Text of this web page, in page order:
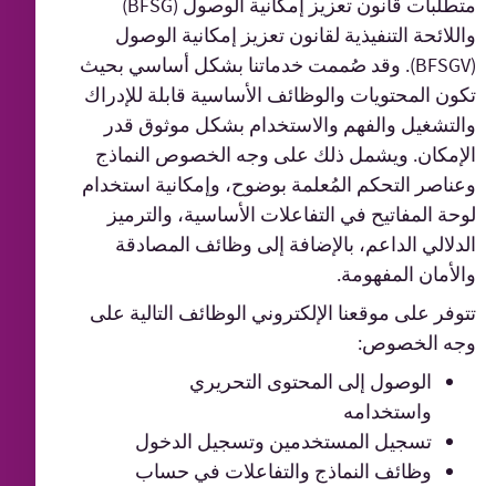
واللائحة التنفيذية لقانون تعزيز إمكانية الوصول
(BFSGV). وقد صُممت خدماتنا بشكل أساسي بحيث
تكون المحتويات والوظائف الأساسية قابلة للإدراك
والتشغيل والفهم والاستخدام بشكل موثوق قدر
الإمكان. ويشمل ذلك على وجه الخصوص النماذج
وعناصر التحكم المُعلمة بوضوح، وإمكانية استخدام
لوحة المفاتيح في التفاعلات الأساسية، والترميز
الدلالي الداعم، بالإضافة إلى وظائف المصادقة
والأمان المفهومة.
تتوفر على موقعنا الإلكتروني الوظائف التالية على
وجه الخصوص:
الوصول إلى المحتوى التحريري
واستخدامه
تسجيل المستخدمين وتسجيل الدخول
وظائف النماذج والتفاعلات في حساب